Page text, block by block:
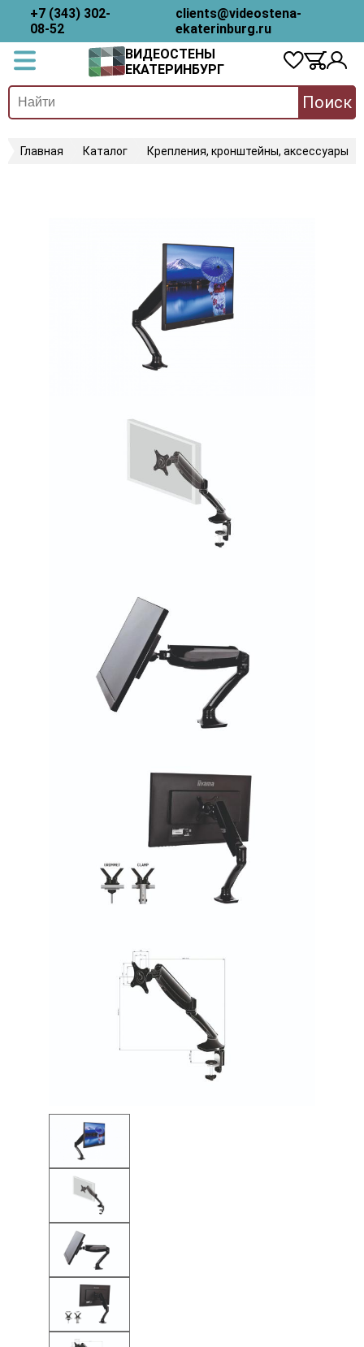
+7 (343) 302-
08-52
clients@videostena-
ekaterinburg.ru
ВИДЕОСТЕНЫ
ЕКАТЕРИНБУРГ
Поиск
Главная Каталог Крепления, кронштейны, аксессуары